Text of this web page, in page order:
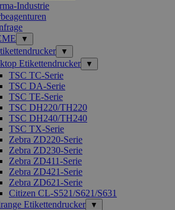
Industrie
▼
▼
Etikettendrucker ▼
TSC TC-Serie
TSC DA-Serie
TSC TE-Serie
TSC DH220/TH220
TSC DH240/TH240
TSC TX-Serie
Zebra ZD220-Serie
Zebra ZD230-Serie
Zebra ZD411-Serie
Zebra ZD421-Serie
Zebra ZD621-Serie
Citizen CL-S521/S621/S631
Etikettendrucker
▼